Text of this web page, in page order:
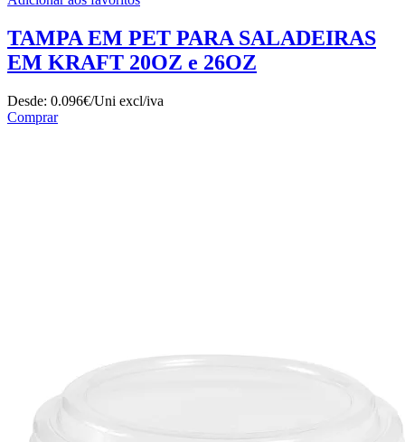
TAMPA EM PET PARA SALADEIRAS
EM KRAFT 20OZ e 26OZ
Desde: 0.096€/Uni excl/iva
Comprar